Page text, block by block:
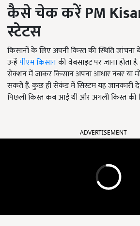
कैसे चेक करें PM
स्टेटस
किसानों के लिए अपनी किस्त की स्थिति
उन्हेंपीएम किसानकी वेबसाइट पर जाना होता
सेक्शन में जाकर किसान अपना आधार नंबर या
सकते हैं. कुछ ही सेकंड में सिस्टम यह जानकारी
पिछली किस्त कब आई थी और अगली किस्त की
ADVERTISEMENT